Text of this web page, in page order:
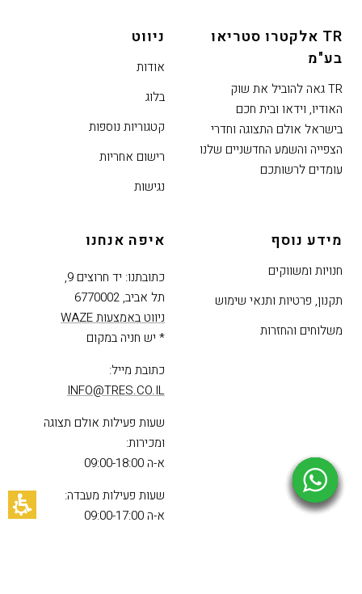
לדלג
לאזור
הבא
TR אלקטרו סטריאו
בע"מ
TR גאה להוביל את שוק
האודיו, וידאו ובית חכם
בישראל אולם התצוגה וחדרי
הצפייה והשמע החדשניים שלנו
עומדים לרשותכם
ניווט
אודות
בלוג
קטגוריות נוספות
רישום אחריות
נגישות
מידע נוסף
חנויות ומשווקים
תקנון, פרטיות ותנאי שימוש
משלוחים והחזרות
איפה אנחנו
כתובתנו: יד חרוצים 9,
תל אביב, 6770002
ניווט באמצעות WAZE
* יש חניה במקום
כתובת מייל:
INFO@TRES.CO.IL
שעות פעילות אולם תצוגה
ומכירות:
א-ה 09:00-18:00
שעות פעילות מעבדה:
א-ה 09:00-17:00